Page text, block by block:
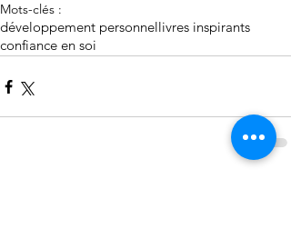
Mots-clés :
développement personnellivres inspirants
confiance en soi